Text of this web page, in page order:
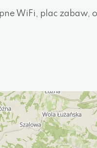
WiFi, plac zabaw,